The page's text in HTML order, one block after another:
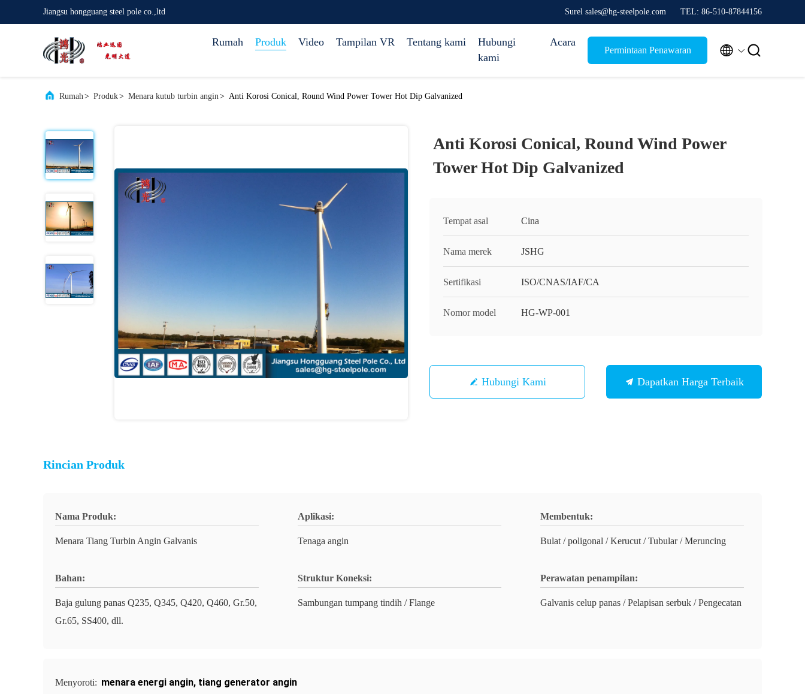
Jiangsu hongguang steel pole co.,ltd Surel sales@hg-steelpole.com TEL: 86-510-87844156
Rumah Produk Video Tampilan VR Tentang kami
Hubungi
kami
Acara
Permintaan Penawaran  
Rumah> Produk> Menara kutub turbin angin> Anti Korosi Conical, Round Wind Power Tower Hot Dip Galvanized
Anti Korosi Conical, Round Wind Power
Tower Hot Dip Galvanized
Tempat asal Cina
Nama merek JSHG
Sertifikasi ISO/CNAS/IAF/CA
Nomor model HG-WP-001
Hubungi Kami Dapatkan Harga Terbaik
Rincian Produk
Nama Produk:
Menara Tiang Turbin Angin Galvanis
Aplikasi:
Tenaga angin
Membentuk:
Bulat / poligonal / Kerucut / Tubular / Meruncing
Bahan:
Baja gulung panas Q235, Q345, Q420, Q460, Gr.50,
Gr.65, SS400, dll.
Struktur Koneksi:
Sambungan tumpang tindih / Flange
Perawatan penampilan:
Galvanis celup panas / Pelapisan serbuk / Pengecatan
Menyoroti: menara energi angin, tiang generator angin